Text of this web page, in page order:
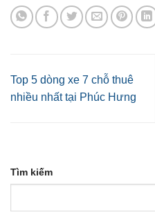
Top 5 dòng xe 7 chỗ thuê
nhiều nhất tại Phúc Hưng
Tìm kiếm